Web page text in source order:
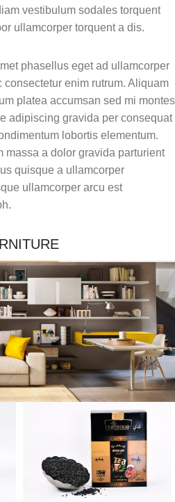
vestibulum sodales torquent
ullamcorper torquent a dis.
phasellus eget ad ullamcorper
consectetur enim rutrum. Aliquam
platea accumsan sed mi montes
adipiscing gravida per consequat
lobortis elementum.
massa a dolor gravida parturient
quisque a ullamcorper
ullamcorper arcu est